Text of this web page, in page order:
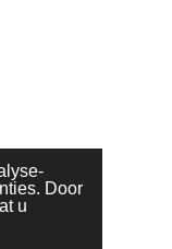
Door
u